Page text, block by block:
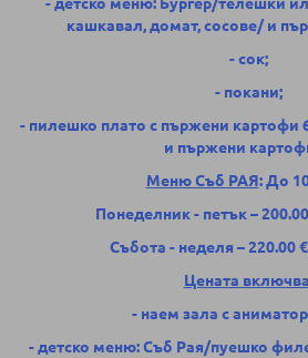
кашкавал, домат, сосове/ и
- сок;
- покани;
- пилешко плато с пържени картофи
и пържени
Меню Съб РАЯ: До
Понеделник - петък –
Събота - неделя – 220.00
Цената
- наем зала с
- детско меню: Съб Рая/пуешко